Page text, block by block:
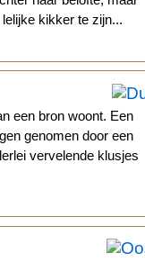
kikker te zijn...
een bron woont. Een
genomen door een
vervelende klusjes